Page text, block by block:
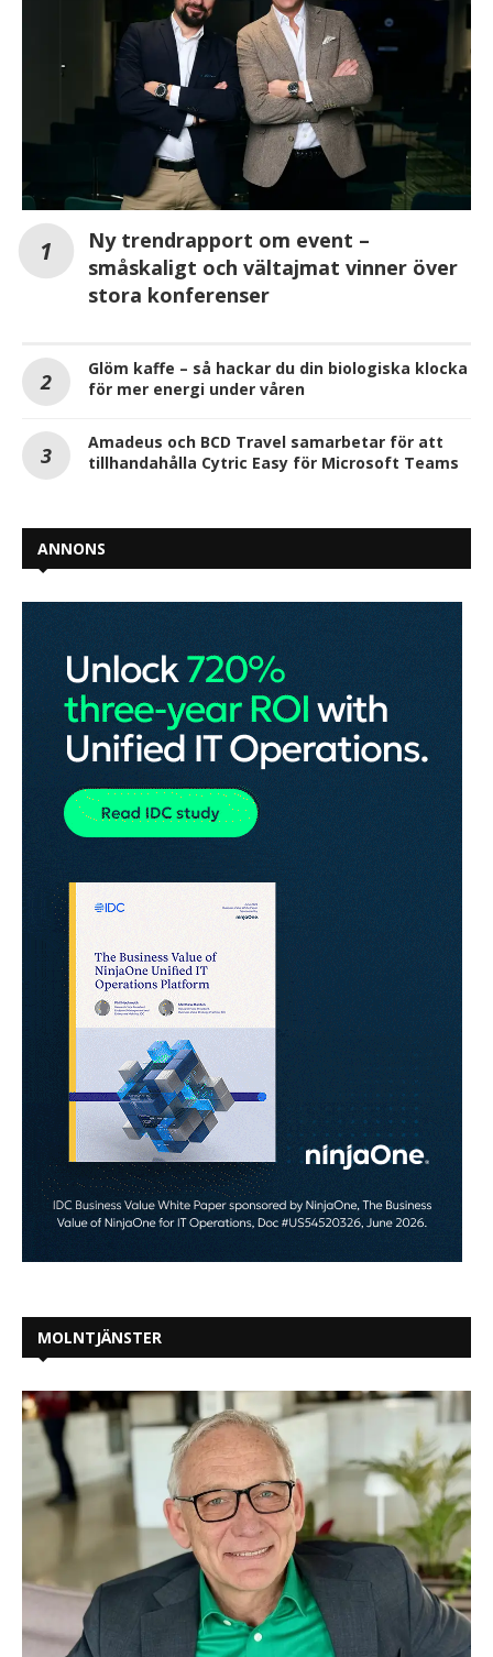
Ny trendrapport om event –
småskaligt och vältajmat vinner över
stora konferenser
Glöm kaffe – så hackar du din biologiska klocka
för mer energi under våren
Amadeus och BCD Travel samarbetar för att
tillhandahålla Cytric Easy för Microsoft Teams
ANNONS
MOLNTJÄNSTER